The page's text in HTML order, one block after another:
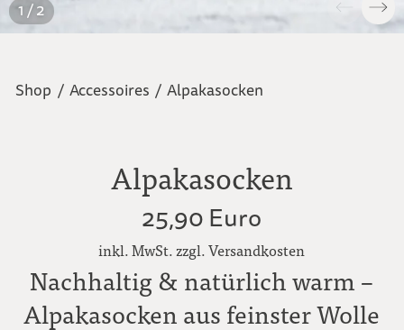
1 / 2
Shop / Accessoires / Alpakasocken
Alpakasocken
25,90 Euro
inkl. MwSt. zzgl. Versandkosten
Nachhaltig & natürlich warm –
Alpakasocken aus feinster Wolle